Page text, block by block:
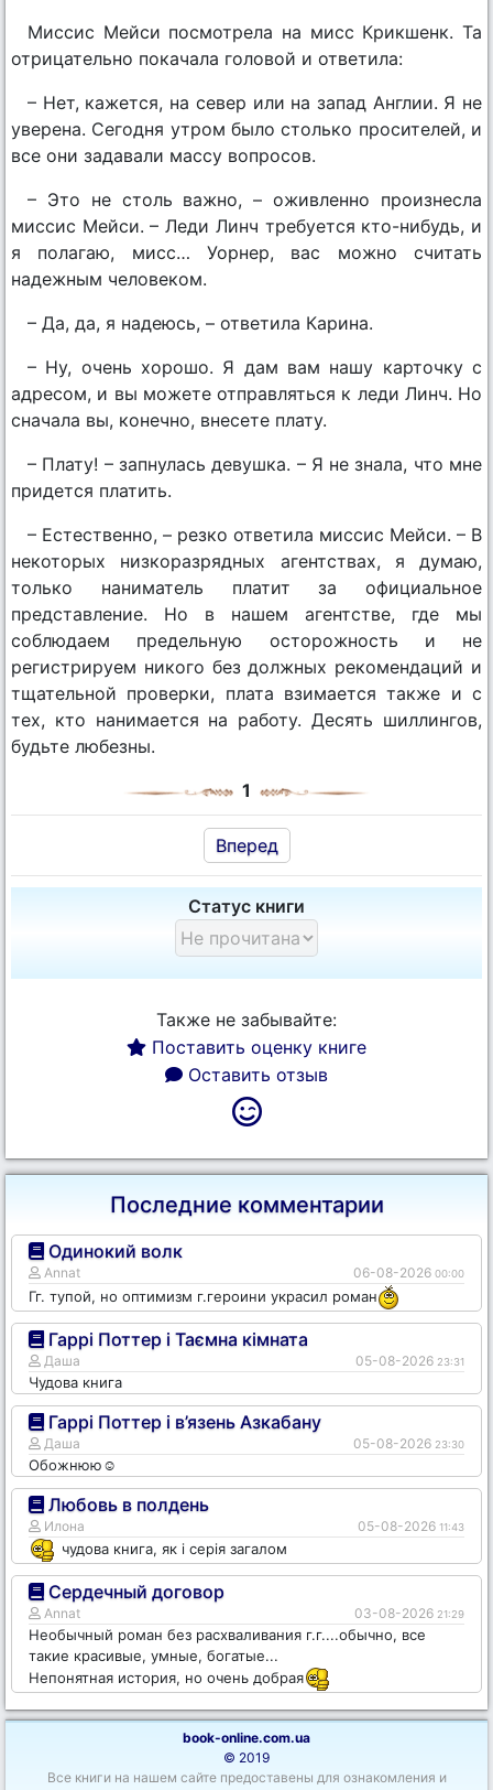
Миссис Мейси посмотрела на мисс Крикшенк. Та
отрицательно покачала головой и ответила:
– Нет, кажется, на север или на запад Англии. Я не
уверена. Сегодня утром было столько просителей, и
все они задавали массу вопросов.
– Это не столь важно, – оживленно произнесла
миссис Мейси. – Леди Линч требуется кто-нибудь, и
я полагаю, мисс… Уорнер, вас можно считать
надежным человеком.
– Да, да, я надеюсь, – ответила Карина.
– Ну, очень хорошо. Я дам вам нашу карточку с
адресом, и вы можете отправляться к леди Линч. Но
сначала вы, конечно, внесете плату.
– Плату! – запнулась девушка. – Я не знала, что мне
придется платить.
– Естественно, – резко ответила миссис Мейси. – В
некоторых низкоразрядных агентствах, я думаю,
только наниматель платит за официальное
представление. Но в нашем агентстве, где мы
соблюдаем предельную осторожность и не
регистрируем никого без должных рекомендаций и
тщательной проверки, плата взимается также и с
тех, кто нанимается на работу. Десять шиллингов,
будьте любезны.
1
Вперед
Статус книги
Также не забывайте:
Поставить оценку книге
Оставить отзыв
Последние комментарии
Одинокий волк
Annat 06-08-2026 00:00
Гг. тупой, но оптимизм г.героини украсил роман
Гаррі Поттер і Таємна кімната
Даша 05-08-2026 23:31
Чудова книга
Гаррі Поттер і в’язень Азкабану
Даша 05-08-2026 23:30
Обожнюю☺️
Любовь в полдень
Илона 05-08-2026 11:43
чудова книга, як і серія загалом
Сердечный договор
Annat 03-08-2026 21:29
Необычный роман без расхваливания г.г....обычно, все
такие красивые, умные, богатые...
Непонятная история, но очень добрая
book-online.com.ua
© 2019
Все книги на нашем сайте предоставены для ознакомления и